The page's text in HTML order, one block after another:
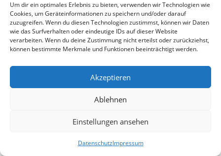
Um dir ein optimales Erlebnis zu bieten, verwenden wir Technologien wie
Cookies, um Geräteinformationen zu speichern und/oder darauf
zuzugreifen. Wenn du diesen Technologien zustimmst, können wir Daten
wie das Surfverhalten oder eindeutige IDs auf dieser Website
verarbeiten. Wenn du deine Zustimmung nicht erteilst oder zurückziehst,
können bestimmte Merkmale und Funktionen beeinträchtigt werden.
Akzeptieren
Ablehnen
Einstellungen ansehen
DatenschutzImpressum